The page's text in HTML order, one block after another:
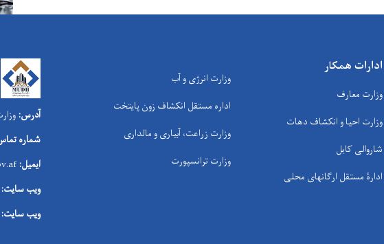
ادارات همکار
وزارت معارف
وزارت احیا و انکشاف دهات
شاروالی کابل
ادارۀ مستقل ارگانهای محلی
وزارت انرژی و آب
اداره مستقل انکشاف زون پایتخت
وزارت زراعت، آبیاری و مالداری
وزارت ترانسپورت
آدرس:
شماره
ایمیل:
ویب
ویب سایت: